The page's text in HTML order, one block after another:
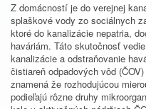
Z domácností je do verejnej
splaškové vody zo sociálnych
ktoré do kanalizácie nepatria,
haváriám. Táto skutočnosť
kanalizácie a odstraňovanie
čistiareň odpadových vôd
znamená že rozhodujúcou
podieľajú rôzne druhy